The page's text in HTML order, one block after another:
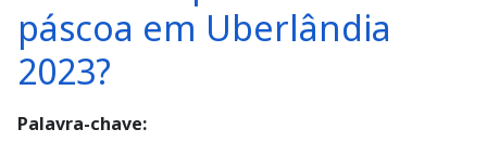
páscoa em Uberlândia
2023?
Palavra-chave